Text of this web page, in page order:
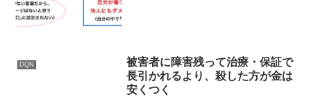
DQN
被害者に障害残って治療・保証で
長引かれるより、殺した方が金は
安くつく